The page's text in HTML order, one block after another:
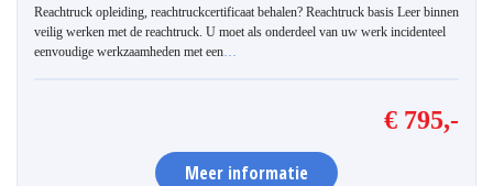
Reachtruck opleiding, reachtruckcertificaat behalen? Reachtruck basis Leer binnen
veilig werken met de reachtruck. U moet als onderdeel van uw werk incidenteel
eenvoudige werkzaamheden met een…
€ 795,-
Meer informatie